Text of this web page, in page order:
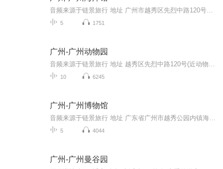
5 1751
广州-广州动物园
10 6245
广州-广州博物馆
5 4044
广州-广州曼谷园